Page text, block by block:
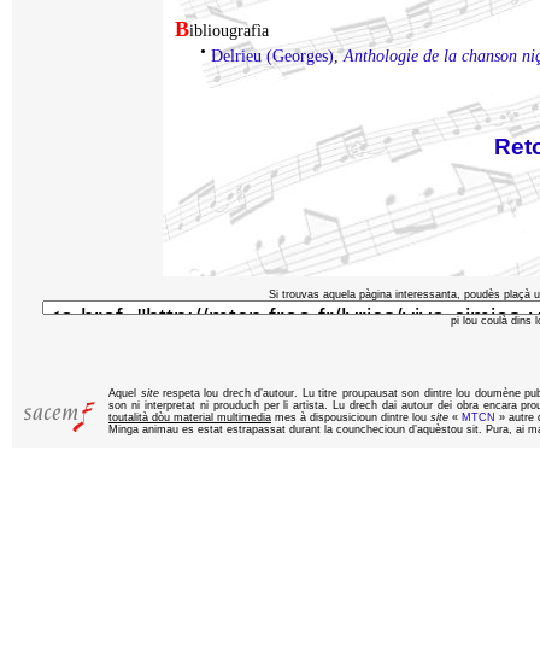
Bibliougrafìa
• Delrieu (Georges) ,Anthologie de la chanson
Si trouvas aquela pàgina interessanta, poudès plaçà
pi lou coulà dins
Aquel siterespeta lou drech d’autour. Lu titre proupausat son dintre lou doumène
son ni interpretat ni prouduch per li artista. Lu drech dai autour dei obra encara
toutalità dòu material multimedia mes à dispousicioun dintre lou site « MTCN » autre
Minga animau es estat estrapassat durant la counchecioun d’aquèstou sit. Pura, ai